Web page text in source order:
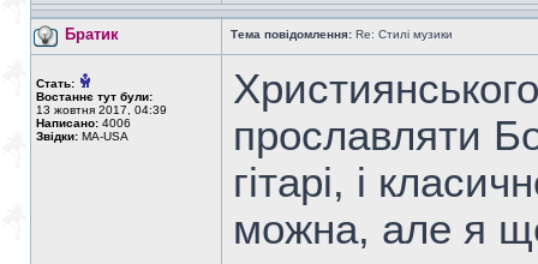
Братик Тема повідомлення: Re: Стилі музики
Стать:
Востаннє тут були:
13 жовтня 2017, 04:39
Написано: 4006
Звідки: MA-USA
прославляти
гітарі, і
можна, але я